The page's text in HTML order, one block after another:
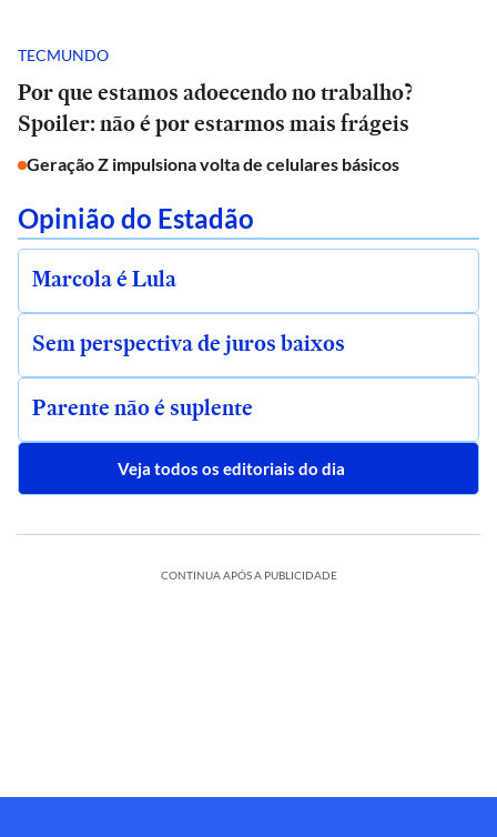
TECMUNDO
Por que estamos adoecendo no trabalho?
Spoiler: não é por estarmos mais frágeis
Geração Z impulsiona volta de celulares básicos
Opinião do Estadão
Marcola é Lula
Sem perspectiva de juros baixos
Parente não é suplente
Veja todos os editoriais do dia
CONTINUA APÓS A PUBLICIDADE